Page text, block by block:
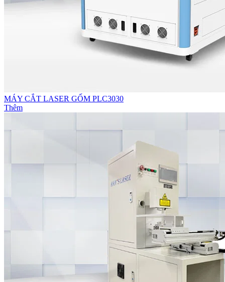
MÁY CẮT LASER GỐM PLC3030
Thêm